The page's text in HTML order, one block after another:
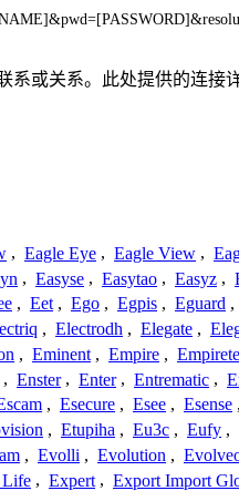
系或关系。此处提供的连
, Eagle Eye , Eagle View ,
, Easyse , Easytao , Easyz ,
, Eet , Ego , Egpis , Eguard ,
, Electrodh , Elegate ,
, Eminent , Empire ,
, Enster , Enter , Entrematic ,
, Esecure , Esee , Esense ,
, Etupiha , Eu3c , Eufy ,
, Evolli , Evolution ,
Life , Expert , Export Import